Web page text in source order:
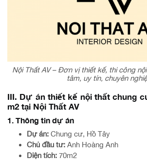
Nội Thất AV – Đơn vị thiết kế, thi công
tâm, uy tín, chuyên
III. Dự án thiết kế nội thất chung
m2 tại Nội Thất AV
1. Thông tin dự án
Dự án: Chung cư, Hồ Tây
Chủ đầu tư: Anh Hoàng Anh
Diện tích: 70m2